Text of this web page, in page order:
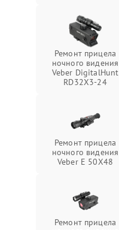
Ремонт прицела
ночного видения
Veber DigitalHunt
RD32X3-24
Ремонт прицела
ночного видения
Veber E 50X48
Ремонт прицела